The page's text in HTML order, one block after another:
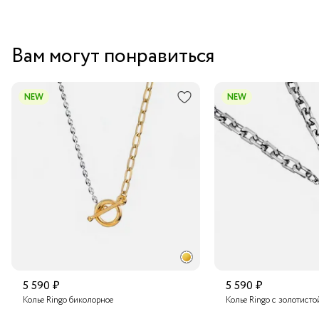
Вам могут понравиться
NEW
5 590 ₽
Колье Ringo биколорное
NEW
5 590 ₽
Колье Ringo с